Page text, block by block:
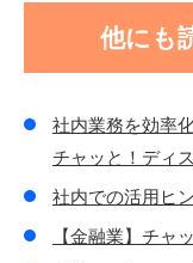
他にも
社内業務を効率
チャッと！ディ
社内での活用ヒ
【金融業】チャ